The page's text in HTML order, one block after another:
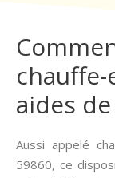
aides de
Aussi appelé
59860, ce